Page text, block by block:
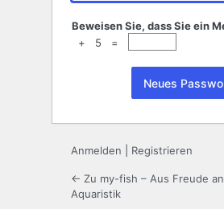
Beweisen Sie, dass Sie ein
+ 5 =
Anmelden Registrieren
← Zu my-fish – Aus Freude
Aquaristik